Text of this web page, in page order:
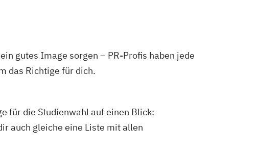
gutes Image sorgen – PR-Profis haben jede
das Richtige für dich.
für die Studienwahl auf einen Blick:
auch gleiche eine Liste mit allen